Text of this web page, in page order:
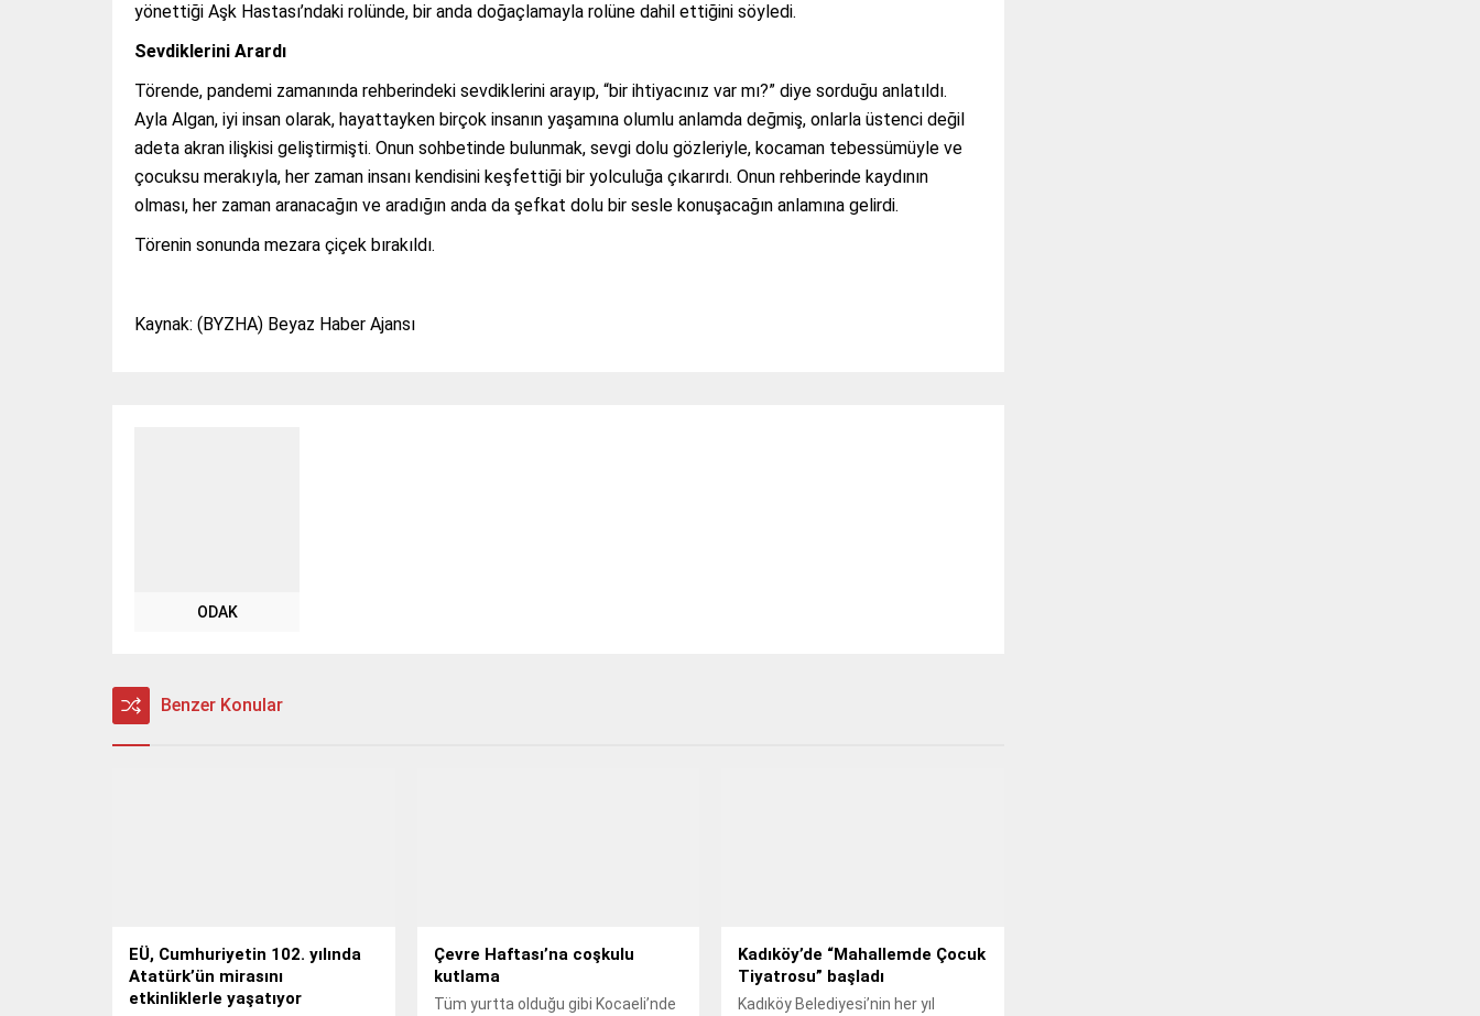
yönettiği Aşk Hastası’ndaki rolünde, bir anda doğaçlamayla rolüne dahil ettiğini söyledi.
Sevdiklerini Arardı
Törende, pandemi zamanında rehberindeki sevdiklerini arayıp, “bir ihtiyacınız var mı?” diye sorduğu anlatıldı.
Ayla Algan, iyi insan olarak, hayattayken birçok insanın yaşamına olumlu anlamda değmiş, onlarla üstenci değil
adeta akran ilişkisi geliştirmişti. Onun sohbetinde bulunmak, sevgi dolu gözleriyle, kocaman tebessümüyle ve
çocuksu merakıyla, her zaman insanı kendisini keşfettiği bir yolculuğa çıkarırdı. Onun rehberinde kaydının
olması, her zaman aranacağın ve aradığın anda da şefkat dolu bir sesle konuşacağın anlamına gelirdi.
Törenin sonunda mezara çiçek bırakıldı.
Kaynak: (BYZHA) Beyaz Haber Ajansı
ODAK
Benzer Konular
EÜ, Cumhuriyetin 102. yılında
Atatürk’ün mirasını
etkinliklerle yaşatıyor
Çevre Haftası’na coşkulu
kutlama
Tüm yurtta olduğu gibi Kocaeli’nde
Kadıköy’de “Mahallemde Çocuk
Tiyatrosu” başladı
Kadıköy Belediyesi’nin her yıl